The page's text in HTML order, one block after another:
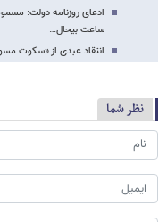
ادعای روزنامه دولت:
ساعت بیحال…
انتقاد عبدی از «سکوت
نظر شما